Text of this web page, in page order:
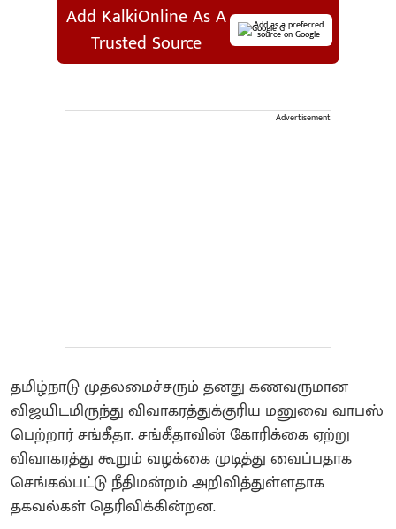
Add KalkiOnline As A
Trusted Source
Add as a preferred
source on Google
Advertisement
தமிழ்நாடு முதலமைச்சரும் தனது கணவருமான
விஜயிடமிருந்து விவாகரத்துக்குரிய மனுவை வாபஸ்
பெற்றார் சங்கீதா. சங்கீதாவின் கோரிக்கை ஏற்று
விவாகரத்து கூறும் வழக்கை முடித்து வைப்பதாக
செங்கல்பட்டு நீதிமன்றம் அறிவித்துள்ளதாக
தகவல்கள் தெரிவிக்கின்றன.